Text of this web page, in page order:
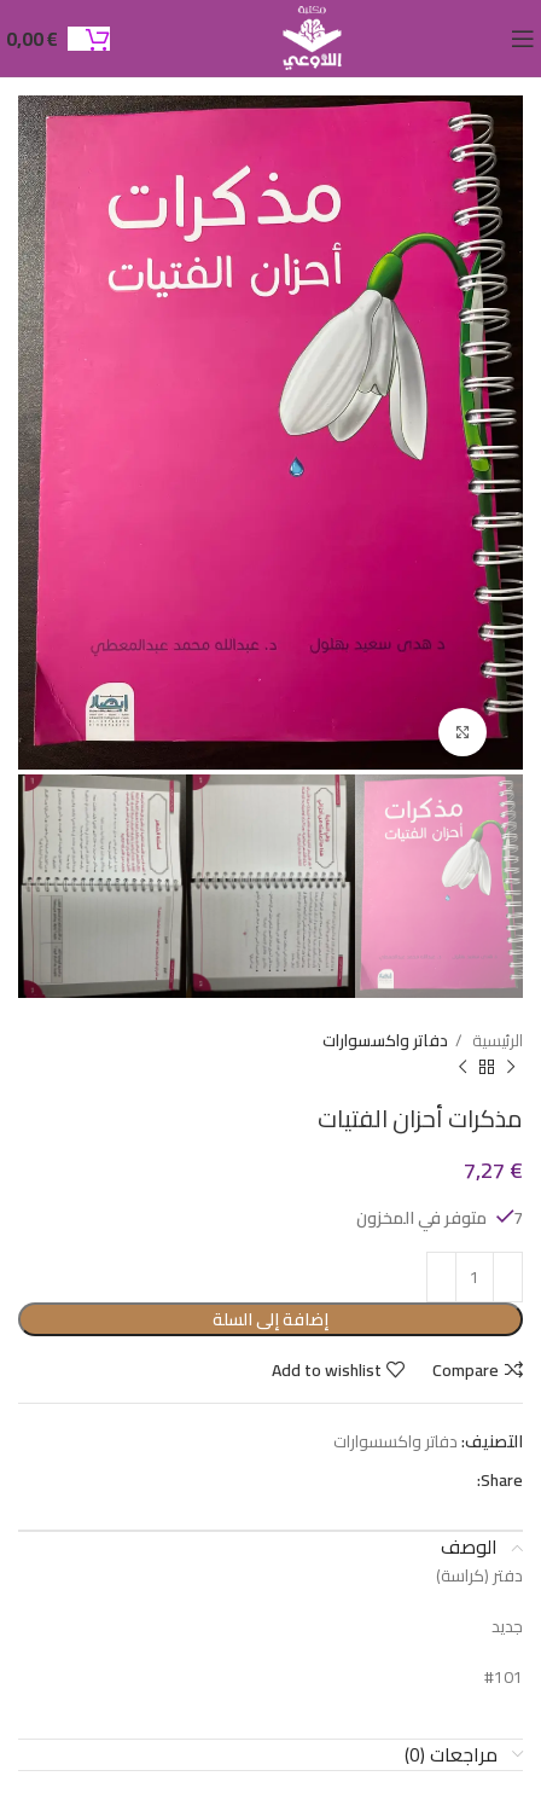
0,00€
الرئيسية دفاتر واكسسوارات
مذكرات أحزان الفتيات
7,27€
7 متوفر في المخزون
إضافة إلى السلة
Compare
Add to wishlist
التصنيف:دفاتر واكسسوارات
Share:
الوصف
دفتر (كراسة)
جديد
#101
مراجعات (0)